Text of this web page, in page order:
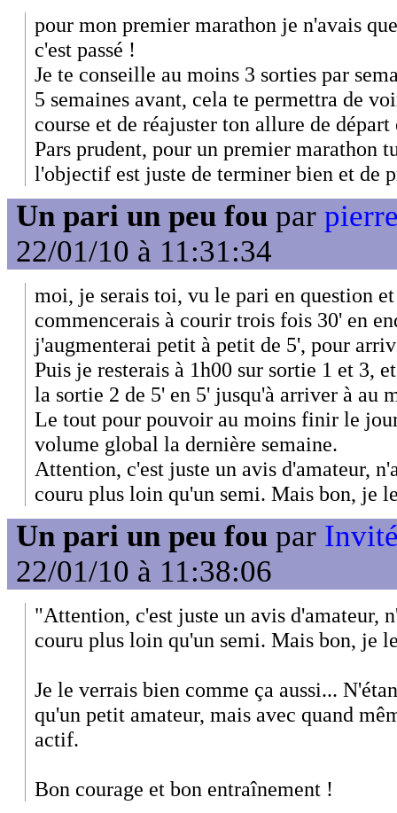
pour mon premier marathon je n'avais
c'est passé !
Je te conseille au moins 3 sorties par
5 semaines avant, cela te permettra de
course et de réajuster ton allure de départ
Pars prudent, pour un premier marathon
l'objectif est juste de terminer bien et de
Un pari un peu fou par
22/01/10 à 11:31:34
moi, je serais toi, vu le pari en question
commencerais à courir trois fois 30' en
j'augmenterai petit à petit de 5', pour
Puis je resterais à 1h00 sur sortie 1 et 3,
la sortie 2 de 5' en 5' jusqu'à arriver à au
Le tout pour pouvoir au moins finir le jour
volume global la dernière semaine.
Attention, c'est juste un avis d'amateur,
couru plus loin qu'un semi. Mais bon, je
Un pari un peu fou par
22/01/10 à 11:38:06
"Attention, c'est juste un avis d'amateur,
couru plus loin qu'un semi. Mais bon, je
Je le verrais bien comme ça aussi...
qu'un petit amateur, mais avec quand
actif.
Bon courage et bon entraînement !